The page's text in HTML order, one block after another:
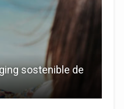
sostenible de